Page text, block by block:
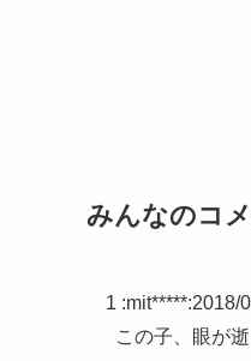
みんなのコ
1 :mit*****:2018/
この子、眼が